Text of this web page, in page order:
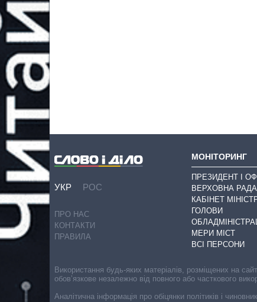
УКР РОС
ПРО НАС
КОНТАКТИ
ПРАВИЛА
МОНІТОРИНГ
ПРЕЗИДЕНТ І
ВЕРХОВНА РАДА
КАБІНЕТ
ГОЛОВИ
МЕРИ МІСТ
ВСІ ПЕРСОНИ
Використання будь-яких матеріалів, розміщених на
обов’язкове незалежно від повного або часткового
Аналітична інформація про обіцянки політиків і